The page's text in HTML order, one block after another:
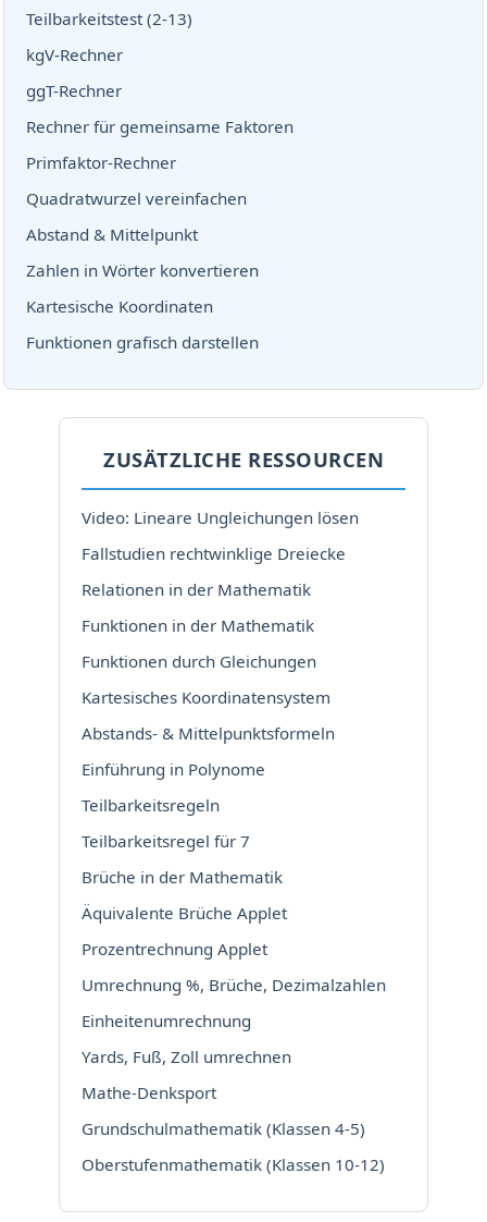
Teilbarkeitstest (2-13)
kgV-Rechner
ggT-Rechner
Rechner für gemeinsame Faktoren
Primfaktor-Rechner
Quadratwurzel vereinfachen
Abstand & Mittelpunkt
Zahlen in Wörter konvertieren
Kartesische Koordinaten
Funktionen grafisch darstellen
ZUSÄTZLICHE RESSOURCEN
Video: Lineare Ungleichungen lösen
Fallstudien rechtwinklige Dreiecke
Relationen in der Mathematik
Funktionen in der Mathematik
Funktionen durch Gleichungen
Kartesisches Koordinatensystem
Abstands- & Mittelpunktsformeln
Einführung in Polynome
Teilbarkeitsregeln
Teilbarkeitsregel für 7
Brüche in der Mathematik
Äquivalente Brüche Applet
Prozentrechnung Applet
Umrechnung %, Brüche, Dezimalzahlen
Einheitenumrechnung
Yards, Fuß, Zoll umrechnen
Mathe-Denksport
Grundschulmathematik (Klassen 4-5)
Oberstufenmathematik (Klassen 10-12)